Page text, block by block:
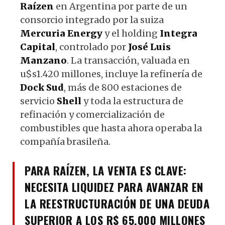
Raízen en Argentina por parte de un
consorcio integrado por la suiza
Mercuria Energyy el holding Integra
Capital, controlado por José Luis
Manzano. La transacción, valuada en
u$s1.420 millones, incluye la refinería de
Dock Sud, más de 800 estaciones de
servicio Shell y toda la estructura de
refinación y comercialización de
combustibles que hasta ahora operaba la
compañía brasileña.
PARA RAÍZEN, LA VENTA ES CLAVE:
NECESITA LIQUIDEZ PARA AVANZAR EN
LA REESTRUCTURACIÓN DE UNA DEUDA
SUPERIOR A LOS R$ 65.000 MILLONES